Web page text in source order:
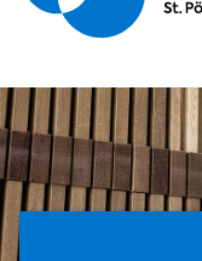
You are here:
uns